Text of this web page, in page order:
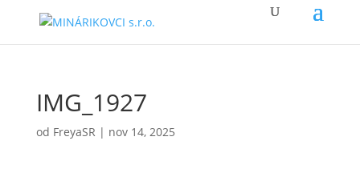
IMG_1927
od FreyaSR | nov 14, 2025